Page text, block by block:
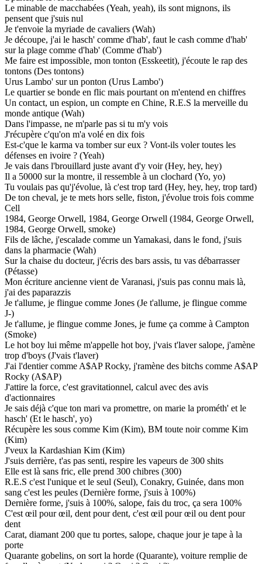
Le minable de macchabées (Yeah, yeah), ils sont mignons, ils
pensent que j'suis nul
Je t'envoie la myriade de cavaliers (Wah)
Je découpe, j'ai le hasch' comme d'hab', faut le cash comme d'hab'
sur la plage comme d'hab' (Comme d'hab')
Me faire est impossible, mon tonton (Esskeetit), j'écoute le rap des
tontons (Des tontons)
Urus Lambo' sur un ponton (Urus Lambo')
Le quartier se bonde en flic mais pourtant on m'entend en chiffres
Un contact, un espion, un compte en Chine, R.E.S la merveille du
monde antique (Wah)
Dans l'impasse, ne m'parle pas si tu m'y vois
J'récupère c'qu'on m'a volé en dix fois
Est-c'que le karma va tomber sur eux ? Vont-ils voler toutes les
défenses en ivoire ? (Yeah)
Je vais dans l'brouillard juste avant d'y voir (Hey, hey, hey)
Il a 50000 sur la montre, il ressemble à un clochard (Yo, yo)
Tu voulais pas qu'j'évolue, là c'est trop tard (Hey, hey, hey, trop tard)
De ton cheval, je te mets hors selle, fiston, j'évolue trois fois comme
Cell
1984, George Orwell, 1984, George Orwell (1984, George Orwell,
1984, George Orwell, smoke)
Fils de lâche, j'escalade comme un Yamakasi, dans le fond, j'suis
dans la pharmacie (Wah)
Sur la chaise du docteur, j'écris des bars assis, tu vas débarrasser
(Pétasse)
Mon écriture ancienne vient de Varanasi, j'suis pas connu mais là,
j'ai des paparazzis
Je t'allume, je flingue comme Jones (Je t'allume, je flingue comme
J-)
Je t'allume, je flingue comme Jones, je fume ça comme à Campton
(Smoke)
Le hot boy lui même m'appelle hot boy, j'vais t'laver salope, j'amène
trop d'boys (J'vais t'laver)
J'ai l'dentier comme A$AP Rocky, j'ramène des bitchs comme A$AP
Rocky (A$AP)
J'attire la force, c'est gravitationnel, calcul avec des avis
d'actionnaires
Je sais déjà c'que ton mari va promettre, on marie la prométh' et le
hasch' (Et le hasch', yo)
Récupère les sous comme Kim (Kim), BM toute noir comme Kim
(Kim)
J'veux la Kardashian Kim (Kim)
J'suis derrière, t'as pas senti, respire les vapeurs de 300 shits
Elle est là sans fric, elle prend 300 chibres (300)
R.E.S c'est l'unique et le seul (Seul), Conakry, Guinée, dans mon
sang c'est les peules (Dernière forme, j'suis à 100%)
Dernière forme, j'suis à 100%, salope, fais du troc, ça sera 100%
C'est œil pour œil, dent pour dent, c'est œil pour œil ou dent pour
dent
Carat, diamant 200 que tu portes, salope, chaque jour je tape à la
porte
Quarante gobelins, on sort la horde (Quarante), voiture remplie de